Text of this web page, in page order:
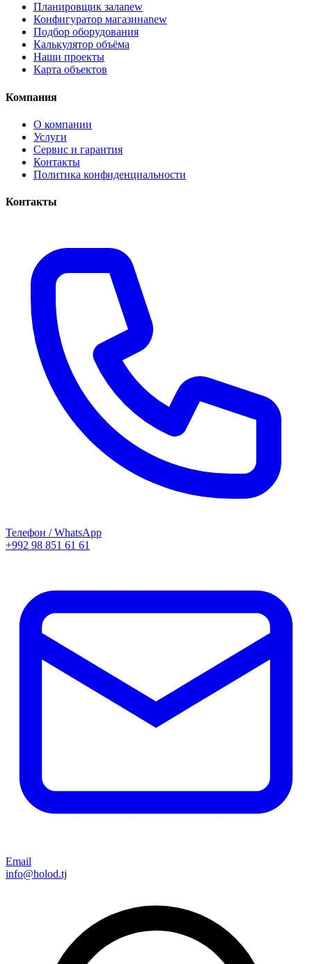
Планировщик залаnew
Конфигуратор магазинаnew
Подбор оборудования
Калькулятор объёма
Наши проекты
Карта объектов
Компания
О компании
Услуги
Сервис и гарантия
Контакты
Политика конфиденциальности
Контакты
Телефон / WhatsApp
+992 98 851 61 61
Email
info@holod.tj